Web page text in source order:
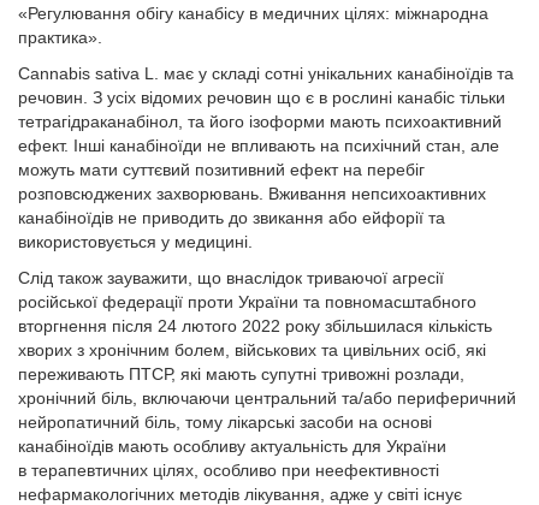
«Регулювання обігу канабісу в медичних цілях: міжнародна
практика».
Сannabis sativa L. має у складі сотні унікальних канабіноїдів та
речовин. З усіх відомих речовин що є в рослині канабіс тільки
тетрагідраканабінол, та його ізоформи мають психоактивний
ефект. Інші канабіноїди не впливають на психічний стан, але
можуть мати суттєвий позитивний ефект на перебіг
розповсюджених захворювань. Вживання непсихоактивних
канабіноїдів не приводить до звикання або ейфорії та
використовується у медицині.
Слід також зауважити, що внаслідок триваючої агресії
російської федерації проти України та повномасштабного
вторгнення після 24 лютого 2022 року збільшилася кількість
хворих з хронічним болем, військових та цивільних осіб, які
переживають ПТСР, які мають супутні тривожні розлади,
хронічний біль, включаючи центральний та/або периферичний
нейропатичний біль, тому лікарські засоби на основі
канабіноїдів мають особливу актуальність для України
в терапевтичних цілях, особливо при неефективності
нефармакологічних методів лікування, адже у світі існує